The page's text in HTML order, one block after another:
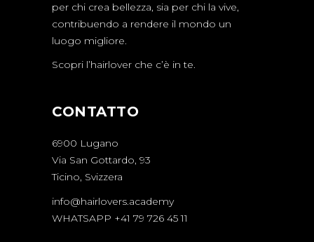
per chi crea bellezza, sia per chi la vive,
contribuendo a rendere il mondo un
luogo migliore.
Scopri l’hairlover che c’è in te.
CONTATTO
6900 Lugano
Via San Gottardo, 93
Ticino, Svizzera
info@hairlovers.academy
WHATSAPP +41 79 726 45 11